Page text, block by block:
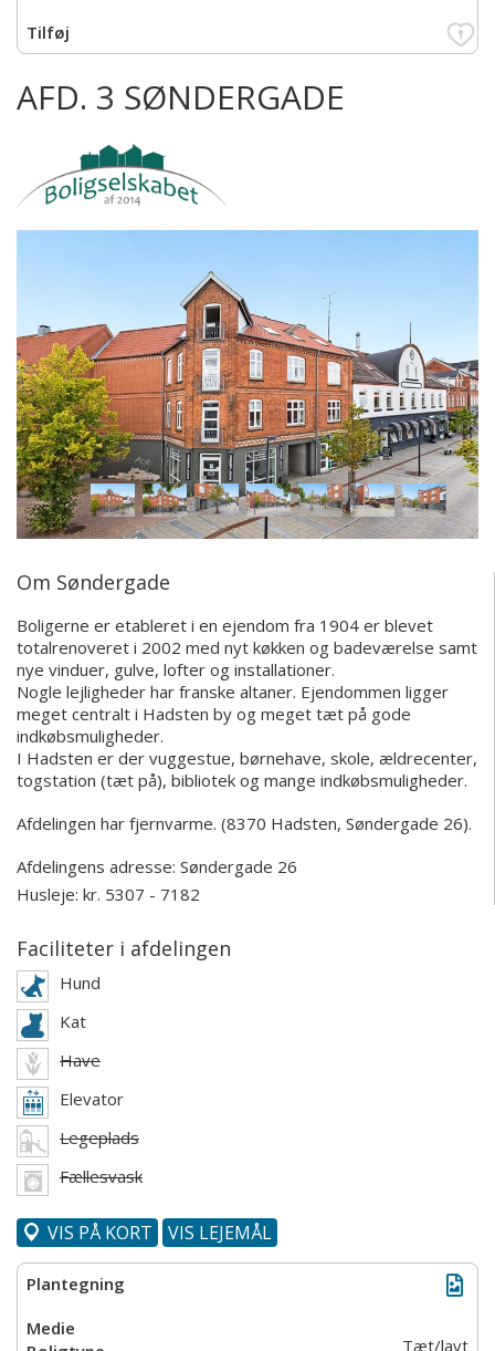
AFD. 3 SØNDERGADE
Om Søndergade
Boligerne er etableret i en ejendom fra 1904 er blevet
totalrenoveret i 2002 med nyt køkken og badeværelse samt
nye vinduer, gulve, lofter og installationer.
Nogle lejligheder har franske altaner. Ejendommen ligger
meget centralt i Hadsten by og meget tæt på gode
indkøbsmuligheder.
I Hadsten er der vuggestue, børnehave, skole, ældrecenter,
togstation (tæt på), bibliotek og mange indkøbsmuligheder.
Afdelingen har fjernvarme. (8370 Hadsten, Søndergade 26).
Afdelingens adresse: Søndergade 26
Husleje: kr. 5307 - 7182
Faciliteter i afdelingen
Hund
Kat
Have
Elevator
Legeplads
Fællesvask
VIS PÅ KORT VIS LEJEMÅL
Tæt/lavt